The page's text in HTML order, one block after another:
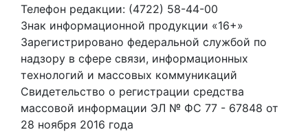
Телефон редакции: (4722) 58-44-00
Знак информационной продукции «16+»
Зарегистрировано федеральной службой по
надзору в сфере связи, информационных
технологий и массовых коммуникаций
Свидетельство о регистрации средства
массовой информации ЭЛ № ФС 77 - 67848 от
28 ноября 2016 года